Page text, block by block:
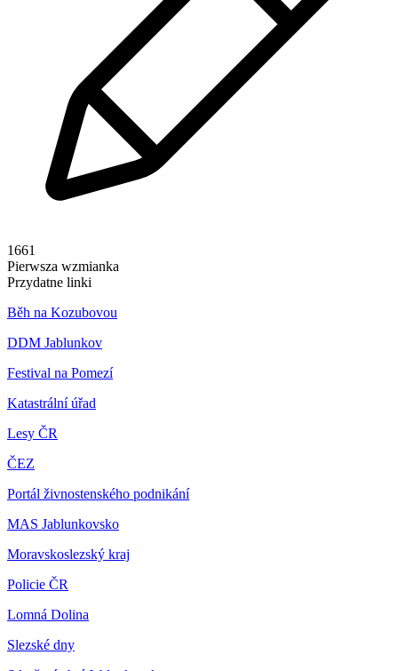
1661
Pierwsza wzmianka
Przydatne linki
Běh na Kozubovou
DDM Jablunkov
Festival na Pomezí
Katastrální úřad
Lesy ČR
ČEZ
Portál živnostenského podnikání
MAS Jablunkovsko
Moravskoslezský kraj
Policie ČR
Lomná Dolina
Slezské dny